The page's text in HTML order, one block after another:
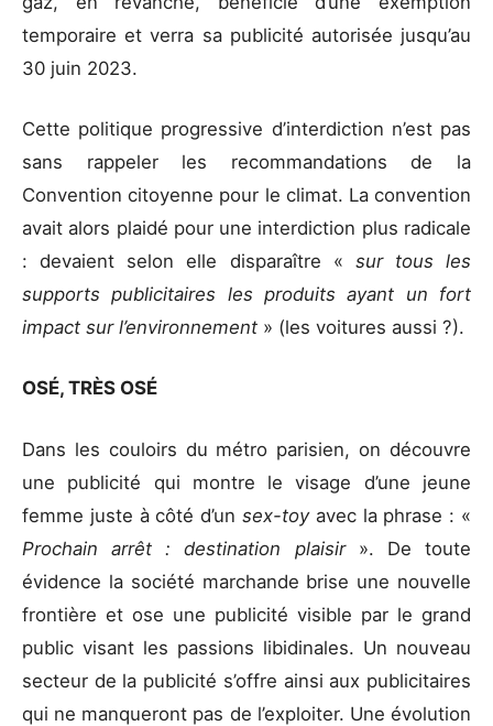
temporaire et verra sa publicité autorisée jusqu’au
30 juin 2023.
Cette politique progressive d’interdiction n’est pas
sans rappeler les recommandations de la
Convention citoyenne pour le climat. La convention
avait alors plaidé pour une interdiction plus radicale
: devaient selon elle disparaître « sur tous les
supports publicitaires les produits ayant un fort
impact sur l’environnement » (les voitures aussi ?).
OSÉ, TRÈS OSÉ
Dans les couloirs du métro parisien, on découvre
une publicité qui montre le visage d’une jeune
femme juste à côté d’un sex-toy avec la phrase : «
Prochain arrêt : destination plaisir ». De toute
évidence la société marchande brise une nouvelle
frontière et ose une publicité visible par le grand
public visant les passions libidinales. Un nouveau
secteur de la publicité s’offre ainsi aux publicitaires
qui ne manqueront pas de l’exploiter. Une évolution